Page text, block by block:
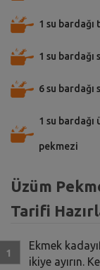
1 su bardağı
1 su bardağı
6 su bardağı
1 su bardağı
pekmezi
Üzüm
Tarifi
Ekmek
ikiye ayırın.